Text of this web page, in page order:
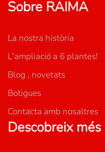
Sobre RAIMA
La nostra història
L'ampliació a 6 plantes!
Blog , novetats
Botigues
Contacta amb nosaltres
Descobreix més